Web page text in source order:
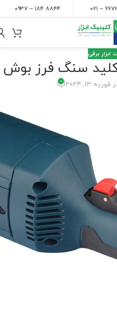
۸۸۴۴ ۱۸۴ – ۰۹۳۷
ابزار برقی
سنگ فرز بوش
فوریه 13, 2024 0